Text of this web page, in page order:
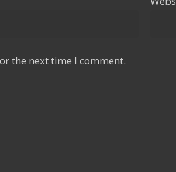
the next time I comment.